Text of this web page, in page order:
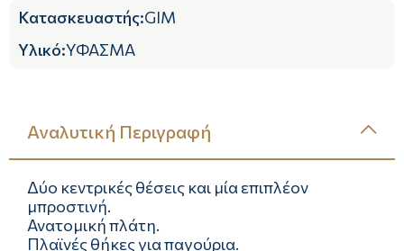
Κατασκευαστής:GIM
Υλικό:ΥΦΑΣΜΑ
Αναλυτική Περιγραφή
Δύο κεντρικές θέσεις και μία επιπλέον
μπροστινή.
Ανατομική πλάτη.
Πλαϊνές θήκες για παγούρια.